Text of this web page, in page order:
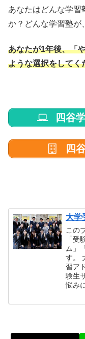
あなたはどんな学習
か？どんな学習塾が
あなたが1年後、「
ような選択をしてく
四谷
四
大学
この
「受
ム」
す。
習ア
験生
悩み